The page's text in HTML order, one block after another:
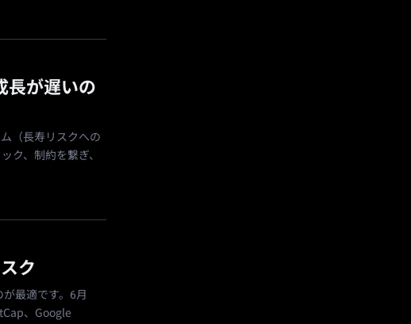
長が遅いの
（長寿リスクへの
ク、制約を繋ぎ、
ク
最適です。6月
、Google